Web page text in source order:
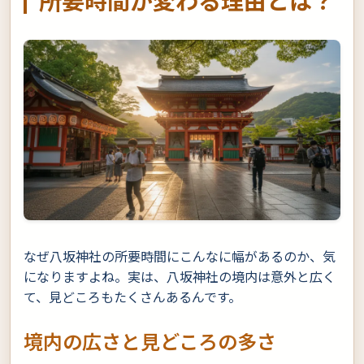
なぜ八坂神社の所要時間にこんなに幅があるのか、気
になりますよね。実は、八坂神社の境内は意外と広く
て、見どころもたくさんあるんです。
境内の広さと見どころの多さ